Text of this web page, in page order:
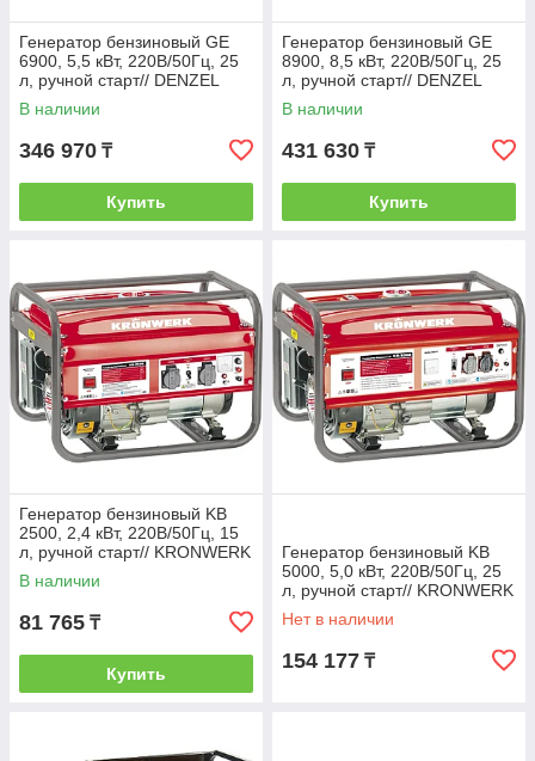
Генератор бензиновый GE
6900, 5,5 кВт, 220В/50Гц, 25
л, ручной старт// DENZEL
В наличии
346 970 ₸
Купить
Генератор бензиновый GE
8900, 8,5 кВт, 220В/50Гц, 25
л, ручной старт// DENZEL
В наличии
431 630 ₸
Купить
Генератор бензиновый KB
2500, 2,4 кВт, 220В/50Гц, 15
л, ручной старт// KRONWERK
В наличии
81 765 ₸
Купить
Генератор бензиновый KB
5000, 5,0 кВт, 220В/50Гц, 25
л, ручной старт// KRONWERK
Нет в наличии
154 177 ₸